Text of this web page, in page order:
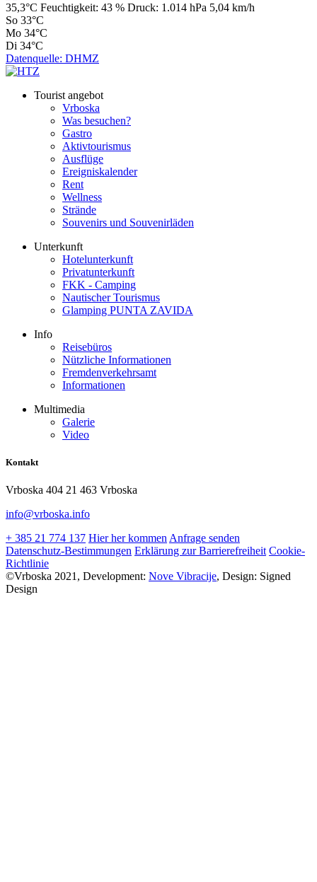
35,3°C Feuchtigkeit: 43 % Druck: 1.014 hPa 5,04 km/h
So 33°C
Mo 34°C
Di 34°C
Datenquelle: DHMZ
Tourist angebot
Vrboska
Was besuchen?
Gastro
Aktivtourismus
Ausflüge
Ereigniskalender
Rent
Wellness
Strände
Souvenirs und Souvenirläden
Unterkunft
Hotelunterkunft
Privatunterkunft
FKK - Camping
Nautischer Tourismus
Glamping PUNTA ZAVIDA
Info
Reisebüros
Nützliche Informationen
Fremdenverkehrsamt
Informationen
Multimedia
Galerie
Video
Kontakt
Vrboska 404 21 463 Vrboska
info@vrboska.info
+ 385 21 774 137 Hier her kommen Anfrage senden
Datenschutz-Bestimmungen Erklärung zur Barrierefreiheit Cookie-
Richtlinie
©Vrboska 2021, Development: Nove Vibracije, Design: Signed
Design